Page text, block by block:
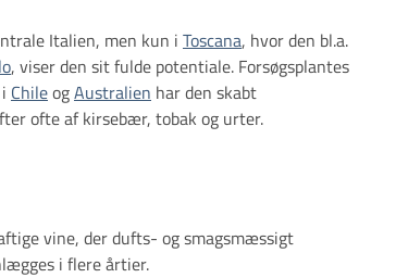
Italien, men kun i Toscana, hvor den bl.a.
, viser den sit fulde potentiale. Forsøgsplantes
ChileogAustralien har den skabt
ofte af kirsebær, tobak og urter.
vine, der dufts- og smagsmæssigt
i flere årtier.